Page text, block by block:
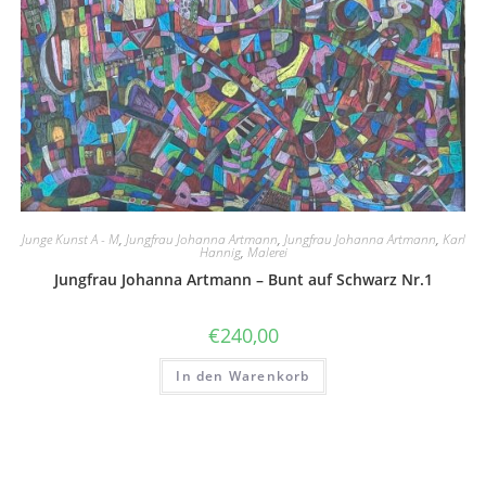
Junge Kunst A - M, Jungfrau Johanna Artmann, Jungfrau Johanna Artmann, Karl
Hannig, Malerei
Jungfrau Johanna Artmann – Bunt auf Schwarz Nr.1
€240,00
In den Warenkorb